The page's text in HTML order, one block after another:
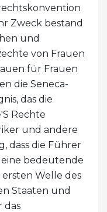
Zweck bestand
und
von Frauen
für Frauen
die Seneca-
das die
Rechte
und andere
dass die Führer
eine bedeutende
Welle des
Staaten und
das